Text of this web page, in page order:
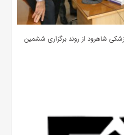
شاهرود از روند برگزاری ششمین